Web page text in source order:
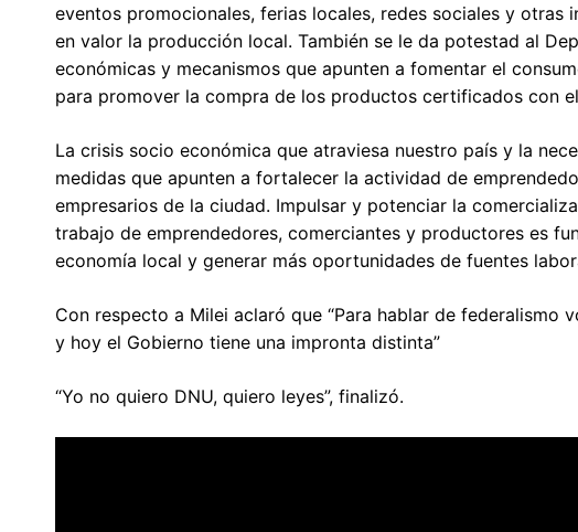
eventos promocionales, ferias locales, redes sociales y
en valor la producción local. También se le da potestad al
económicas y mecanismos que apunten a fomentar el
para promover la compra de los productos certificados con el
La crisis socio económica que atraviesa nuestro país y la
medidas que apunten a fortalecer la actividad de
empresarios de la ciudad. Impulsar y potenciar la
trabajo de emprendedores, comerciantes y productores es
economía local y generar más oportunidades de fuentes
Con respecto a Milei aclaró que “Para hablar de federalismo
y hoy el Gobierno tiene una impronta distinta”
“Yo no quiero DNU, quiero leyes”, finalizó.